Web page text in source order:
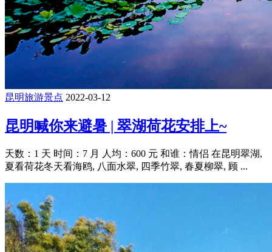
昆明旅游景点 2022-03-12
昆明喊你来避暑 | 翠湖荷花安排上~
天数：1 天 时间：7 月 人均：600 元 和谁：情侣 在昆明翠湖,
夏看荷花冬天看海鸥, 八面水翠, 四季竹翠, 春夏柳翠, 顾 ...